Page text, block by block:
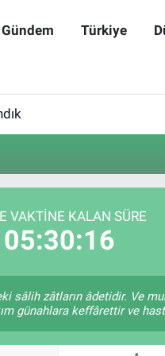
Gündem Türkiye
VAKTINE KALAN SÜRE
05:30:16
sâlih zâtların âdetidir. Ve
günahlara keffârettir ve